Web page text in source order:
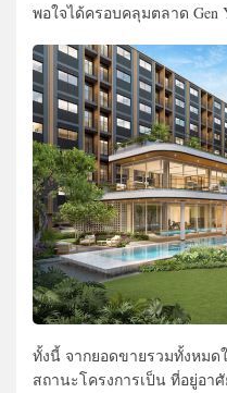
พอใจได้ครอบคลุมตลาด Gen
ทั้งนี้ จากยอดขายรวมทั้งหม
สถานะโครงการเป็น ที่อยู่อาศั